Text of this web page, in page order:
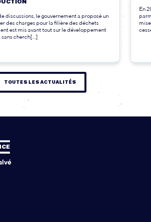
discussions, le gouvernement a proposé un
des charges pour la filière des déchets
est mis avant tout sur le développement
cherch[...]
En
TOUTES LES ACTUALITÉS